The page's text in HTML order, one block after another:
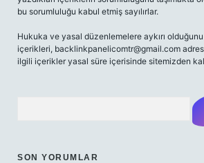
bu sorumluluğu kabul etmiş sayılırlar.
Hukuka ve yasal düzenlemelere aykırı
içerikleri, backlinkpanelicomtr@gmail.com
ilgili içerikler yasal süre içerisinde sitemizden
SON YORUMLAR